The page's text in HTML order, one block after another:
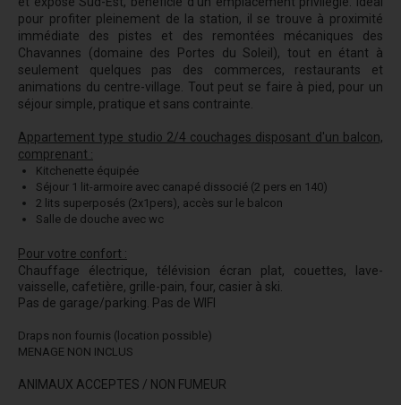
pour profiter pleinement de la station, il se trouve à proximité
immédiate des pistes et des remontées mécaniques des
Chavannes (domaine des Portes du Soleil), tout en étant à
seulement quelques pas des commerces, restaurants et
animations du centre-village. Tout peut se faire à pied, pour un
séjour simple, pratique et sans contrainte.
Appartement type studio 2/4 couchages disposant d'un balcon,
comprenant :
Kitchenette équipée
Séjour 1 lit-armoire avec canapé dissocié (2 pers en 140)
2 lits superposés (2x1pers), accès sur le balcon
Salle de douche avec wc
Pour votre confort :
Chauffage électrique, télévision écran plat, couettes, lave-
vaisselle, cafetière, grille-pain, four, casier à ski.
Pas de garage/parking. Pas de WIFI
Draps non fournis (location possible)
MENAGE NON INCLUS
ANIMAUX ACCEPTES / NON FUMEUR